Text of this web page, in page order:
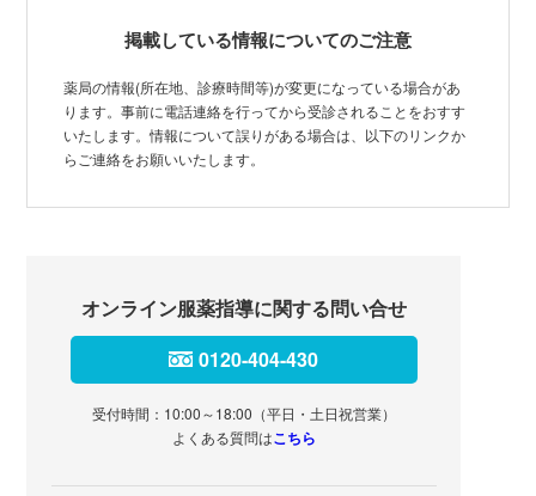
掲載している情報についてのご注意
薬局の情報(所在地、診療時間等)が変更になっている場合があ
ります。事前に電話連絡を行ってから受診されることをおすす
いたします。情報について誤りがある場合は、以下のリンクか
らご連絡をお願いいたします。
オンライン服薬指導に関する問い合せ
0120-404-430
受付時間：10:00～18:00（平日・土日祝営業）
よくある質問はこちら